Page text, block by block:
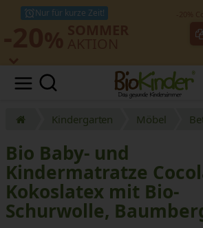
Nur für kurze Zeit!
Kindergarten Möbel
Bio Baby- und
Kindermatratze
Kokoslatex mit Bio-
Schurwolle,